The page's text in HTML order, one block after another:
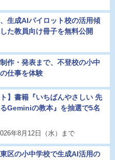
生成AIパイロット校の活用傾
た教員向け冊子を無料公開
作・発表まで、不登校の小中
仕事を体験
ト】書籍『いちばんやさしい 先
Geminiの教本』を抽選で5名
年8月12日（水）まで
区の小中学校で生成AI活用の